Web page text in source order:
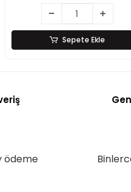
Sepete Ekle
ödeme